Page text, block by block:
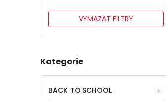
VYMAZAT FILTRY
Kategorie
BACK TO SCHOOL